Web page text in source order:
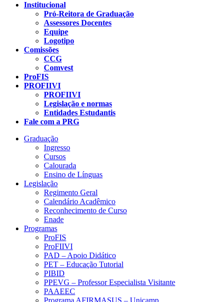
Institucional
Pró-Reitora de Graduação
Assessores Docentes
Equipe
Logotipo
Comissões
CCG
Comvest
ProFIS
PROFIIVI
PROFIIVI
Legislação e normas
Entidades Estudantis
Fale com a PRG
Graduação
Ingresso
Cursos
Calourada
Ensino de Línguas
Legislação
Regimento Geral
Calendário Acadêmico
Reconhecimento de Curso
Enade
Programas
ProFIS
ProFIIVI
PAD – Apoio Didático
PET – Educação Tutorial
PIBID
PPEVG – Professor Especialista Visitante
PAAEEC
Programa AFIRMASUS – Unicamp